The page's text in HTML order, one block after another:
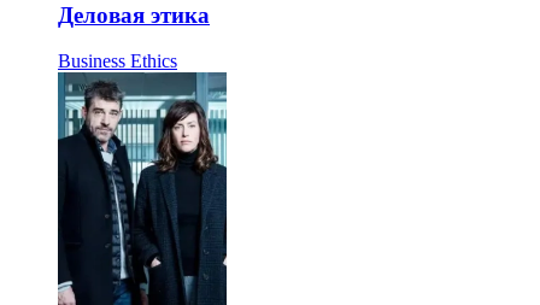
Деловая этика
Business Ethics